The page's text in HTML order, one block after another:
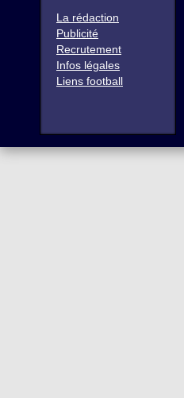
La rédaction
Publicité
Recrutement
Infos légales
Liens football